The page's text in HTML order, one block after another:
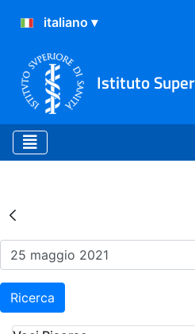
Istituto
Risultati della
Ricerca